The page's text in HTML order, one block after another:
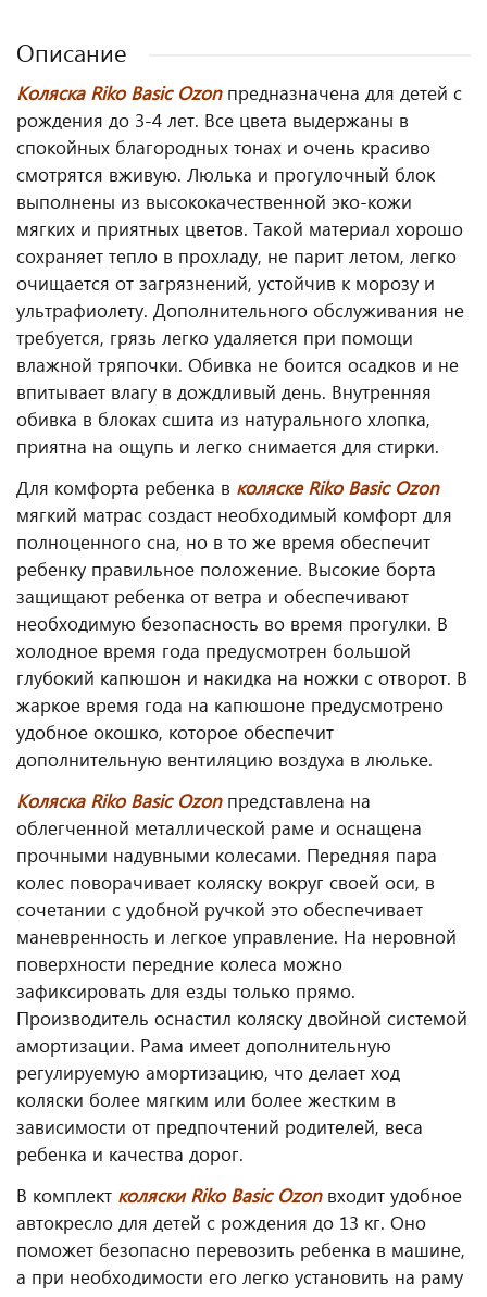
Описание
Коляска Riko Basic Ozon предназначена для детей с
рождения до 3-4 лет. Все цвета выдержаны в
спокойных благородных тонах и очень красиво
смотрятся вживую. Люлька и прогулочный блок
выполнены из высококачественной эко-кожи
мягких и приятных цветов. Такой материал хорошо
сохраняет тепло в прохладу, не парит летом, легко
очищается от загрязнений, устойчив к морозу и
ультрафиолету. Дополнительного обслуживания не
требуется, грязь легко удаляется при помощи
влажной тряпочки. Обивка не боится осадков и не
впитывает влагу в дождливый день. Внутренняя
обивка в блоках сшита из натурального хлопка,
приятна на ощупь и легко снимается для стирки.
Для комфорта ребенка в коляске Riko Basic Ozon
мягкий матрас создаст необходимый комфорт для
полноценного сна, но в то же время обеспечит
ребенку правильное положение. Высокие борта
защищают ребенка от ветра и обеспечивают
необходимую безопасность во время прогулки. В
холодное время года предусмотрен большой
глубокий капюшон и накидка на ножки с отворот. В
жаркое время года на капюшоне предусмотрено
удобное окошко, которое обеспечит
дополнительную вентиляцию воздуха в люльке.
Коляска Riko Basic Ozon представлена на
облегченной металлической раме и оснащена
прочными надувными колесами. Передняя пара
колес поворачивает коляску вокруг своей оси, в
сочетании с удобной ручкой это обеспечивает
маневренность и легкое управление. На неровной
поверхности передние колеса можно
зафиксировать для езды только прямо.
Производитель оснастил коляску двойной системой
амортизации. Рама имеет дополнительную
регулируемую амортизацию, что делает ход
коляски более мягким или более жестким в
зависимости от предпочтений родителей, веса
ребенка и качества дорог.
В комплект коляски Riko Basic Ozon входит удобное
автокресло для детей с рождения до 13 кг. Оно
поможет безопасно перевозить ребенка в машине,
а при необходимости его легко установить на раму